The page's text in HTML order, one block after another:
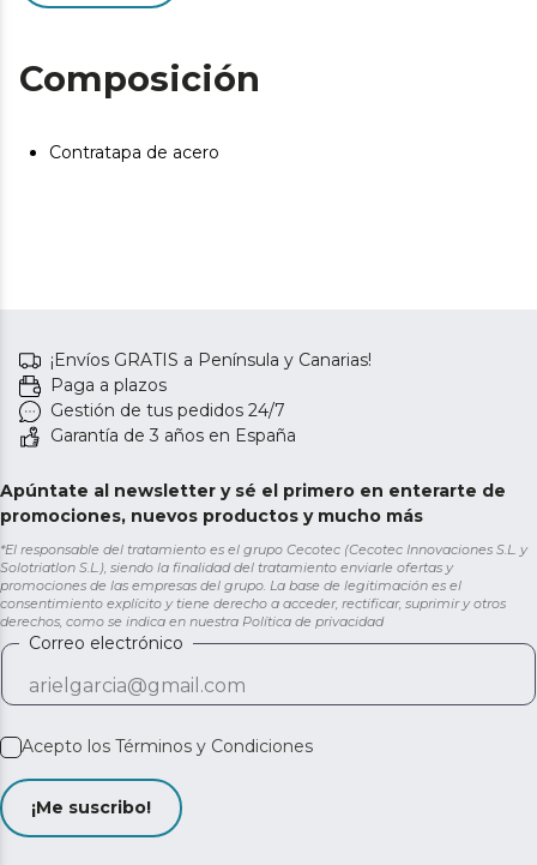
Composición
Contratapa de acero
¡Envíos GRATIS a Península y Canarias!
Paga a plazos
Gestión de tus pedidos 24/7
Garantía de 3 años en España
Apúntate al newsletter y sé el primero en enterarte de
promociones, nuevos productos y mucho más
*El responsable del tratamiento es el grupo Cecotec (Cecotec Innovaciones S.L. y
Solotriatlon S.L.), siendo la finalidad del tratamiento enviarle ofertas y
promociones de las empresas del grupo. La base de legitimación es el
consentimiento explícito y tiene derecho a acceder, rectificar, suprimir y otros
derechos, como se indica en nuestra Política de privacidad
Correo electrónico
Acepto los Términos y Condiciones
¡Me suscribo!